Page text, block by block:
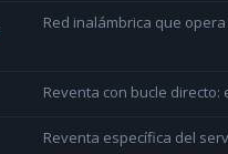
Red inalámbrica que
Reventa con bucle
Reventa específica del